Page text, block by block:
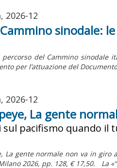
2026-12
sinodale:
del Cammino sinodale
per l’attuazione del
2026-12
La gente
sul pacifismo quando il
La gente normale non va in
2026, pp. 128, € 17,50. La